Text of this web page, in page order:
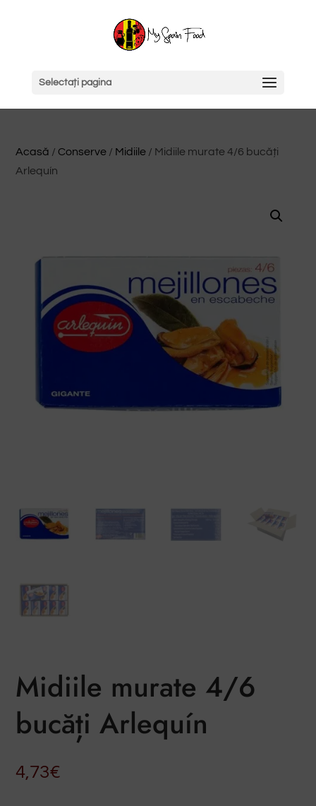
Selectați pagina
Acasă /Conserve / Midiile / Midiile murate 4/6 bucăți
Arlequín
Midiile murate 4/6
bucăți Arlequín
4,73€